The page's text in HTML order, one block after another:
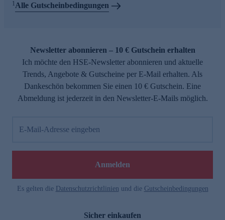
1Alle Gutscheinbedingungen
Newsletter abonnieren – 10 € Gutschein erhalten
Ich möchte den HSE-Newsletter abonnieren und aktuelle
Trends, Angebote & Gutscheine per E-Mail erhalten. Als
Dankeschön bekommen Sie einen 10 € Gutschein. Eine
Abmeldung ist jederzeit in den Newsletter-E-Mails möglich.
E-Mail-Adresse eingeben
Anmelden
Es gelten die Datenschutzrichtlinien und die Gutscheinbedingungen
Sicher einkaufen